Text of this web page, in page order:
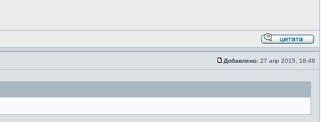
Добавлено: 27 апр 2015, 18:48